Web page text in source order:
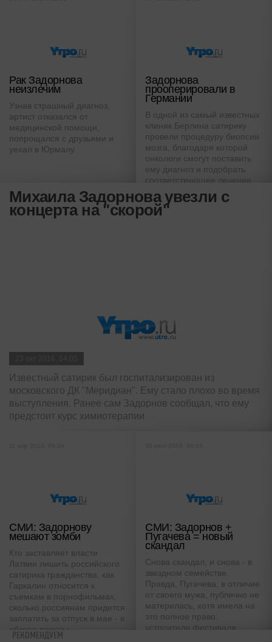
Рак Задорнова
неизлечим
Узнав страшный диагноз,
артист отказался от
медицинской помощи,
попрощался с друзьями и
уехал в Юрмалу
Задорнова
прооперировали в
Германии
В одной из самый известных
клиник Берлина сатирику
провели процедуру биопсии
мозга, благодаря которой
онкологи смогут поставить
ему диагноз и подобрать
соответствующее лечение
Михаила Задорнова увезли с
концерта на "скорой"
Известный сатирик был госпитализирован из
московского ДК "Меридиан". Ему стало плохо во время
выступления. Ранее сам Задорнов сообщал, что ему
предстоит курс химиотерапии
СМИ: Задорнову
мешают зомби
Кто заставляет власти
Латвии лишить российского
сатирика гражданства, как
Гаркалин относится к
съемкам в порнофильмах,
сколько россиянам придется
заплатить за отпуск в мае - в
обзоре прессы
СМИ: Задорнов +
Пугачева = новый
скандал
Снова скандал, и снова - в
звездном семействе.
Правда, Пугачева, в отличие
от своего мужа, публично не
материлась, хотя имела на
это полное право:
устроители фестиваля
РЕКОМЕНДУЕМ